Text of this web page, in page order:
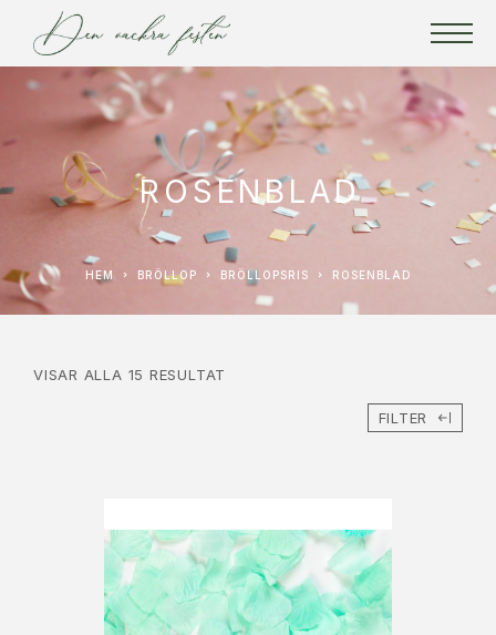
ROSENBLAD
HEM BRÖLLOP BRÖLLOPSRIS ROSENBLAD
VISAR ALLA 15 RESULTAT
FILTER